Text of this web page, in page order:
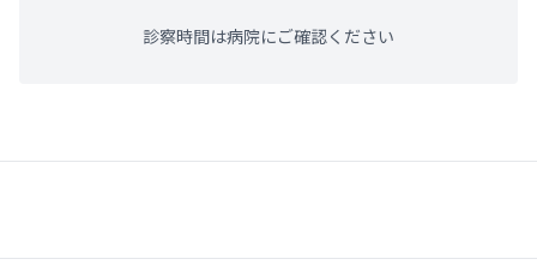
診察時間は病院にご確認ください